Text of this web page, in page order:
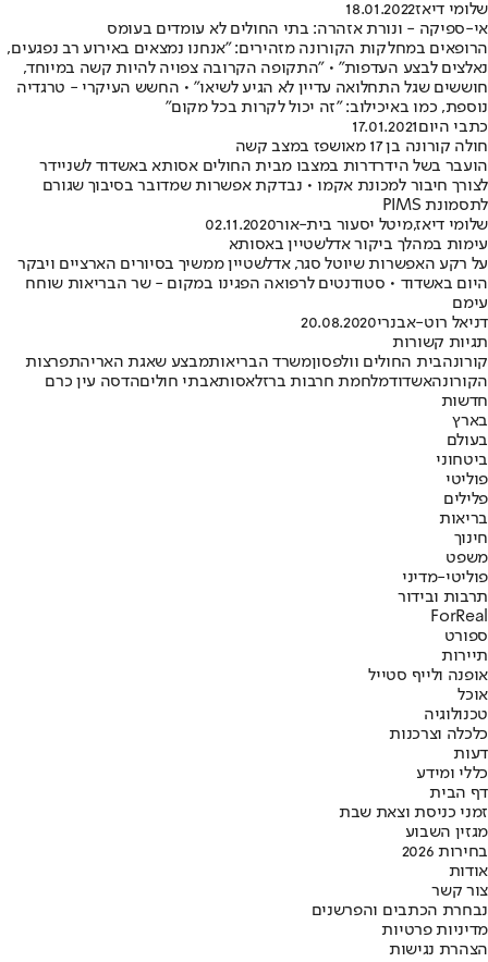
שלומי דיאז18.01.2022
אי-ספיקה - ונורת אזהרה: בתי החולים לא עומדים בעומס
הרופאים במחלקות הקורונה מזהירים: "אנחנו נמצאים באירוע רב נפגעים,
נאלצים לבצע העדפות" • "התקופה הקרובה צפויה להיות קשה במיוחד,
חוששים שגל התחלואה עדיין לא הגיע לשיאו" • החשש העיקרי - טרגדיה
נוספת, כמו באיכילוב: "זה יכול לקרות בכל מקום"
כתבי היום17.01.2021
חולה קורונה בן 17 מאושפז במצב קשה
הועבר בשל הידרדרות במצבו מבית החולים אסותא באשדוד לשניידר
לצורך חיבור למכונת אקמו • נבדקת אפשרות שמדובר בסיבוך שגורם
לתסמונת PIMS
שלומי דיאז,מיטל יסעור בית-אור02.11.2020
עימות במהלך ביקור אדלשטיין באסותא
על רקע האפשרות שיוטל סגר, אדלשטיין ממשיך בסיורים הארציים ויבקר
היום באשדוד • סטודנטים לרפואה הפגינו במקום - שר הבריאות שוחח
עימם
דניאל רוט-אבנרי20.08.2020
תגיות קשורות
קורונהבית החולים וולפסוןמשרד הבריאותמבצע שאגת האריהתפרצות
הקורונהאשדודמלחמת חרבות ברזלאסותאבתי חוליםהדסה עין כרם
חדשות
בארץ
בעולם
ביטחוני
פוליטי
פלילים
בריאות
חינוך
משפט
פוליטי-מדיני
תרבות ובידור
ForReal
ספורט
תיירות
אופנה ולייף סטייל
אוכל
טכנולוגיה
כלכלה וצרכנות
דעות
כללי ומידע
דף הבית
זמני כניסת וצאת שבת
מגזין השבוע
בחירות 2026
אודות
צור קשר
נבחרת הכתבים והפרשנים
מדיניות פרטיות
הצהרת נגישות